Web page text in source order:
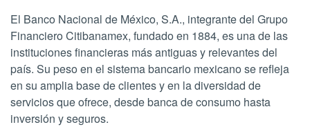
El Banco Nacional de México, S.A., integrante del Grupo
Financiero Citibanamex, fundado en 1884, es una de las
instituciones financieras más antiguas y relevantes del
país. Su peso en el sistema bancario mexicano se refleja
en su amplia base de clientes y en la diversidad de
servicios que ofrece, desde banca de consumo hasta
inversión y seguros.